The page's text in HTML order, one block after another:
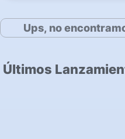
Ups, no
Últimos